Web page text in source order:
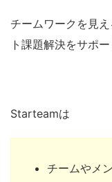
チームワークを見
ト課題解決をサポー
Starteamは
チームやメ